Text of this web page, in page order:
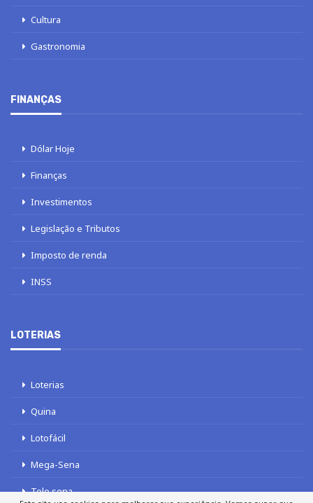
Cultura
Gastronomia
FINANÇAS
Dólar Hoje
Finanças
Investimentos
Legislação e Tributos
Imposto de renda
INSS
LOTERIAS
Loterias
Quina
Lotofácil
Mega-Sena
Tele sena